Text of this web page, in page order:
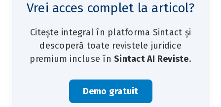
Vrei acces complet la articol?
Citește integral în platforma Sintact și
descoperă toate revistele juridice
premium incluse în Sintact AI Reviste.
Demo gratuit